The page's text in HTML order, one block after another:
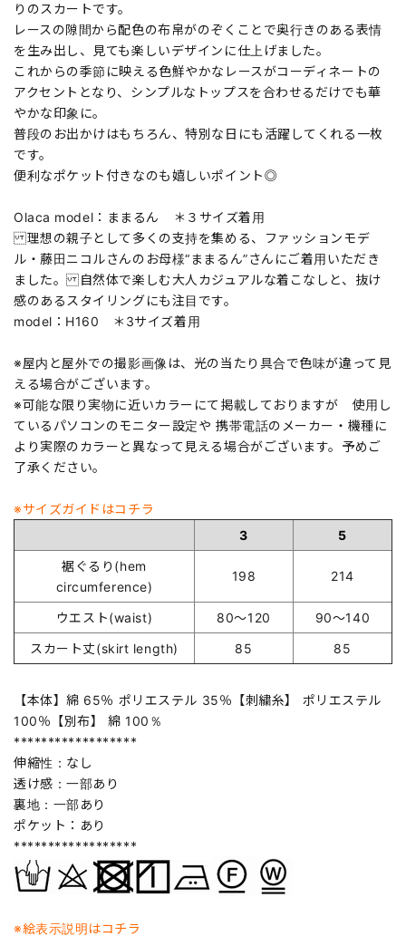
りのスカートです。
レースの隙間から配色の布帛がのぞくことで奥行きのある表情
を生み出し、見ても楽しいデザインに仕上げました。
これからの季節に映える色鮮やかなレースがコーディネートの
アクセントとなり、シンプルなトップスを合わせるだけでも華
やかな印象に。
普段のお出かけはもちろん、特別な日にも活躍してくれる一枚
です。
便利なポケット付きなのも嬉しいポイント◎
Olaca model：ままるん ＊３サイズ着用
理想の親子として多くの支持を集める、ファッションモデ
ル・藤田ニコルさんのお母様“ままるん”さんにご着用いただき
ました。 自然体で楽しむ大人カジュアルな着こなしと、抜け
感のあるスタイリングにも注目です。
model：H160 ＊3サイズ着用
※屋内と屋外での撮影画像は、光の当たり具合で色味が違って見
える場合がございます。
※可能な限り実物に近いカラーにて掲載しておりますが 使用し
ているパソコンのモニター設定や 携帯電話のメーカー・機種に
より実際のカラーと異なって見える場合がございます。予めご
了承ください。
※サイズガイドはコチラ
3
5
裾ぐるり(hem
circumference)
198 214
ウエスト(waist) 80～120
90～140
スカート丈(skirt length)
85 85
【本体】綿 65％ ポリエステル 35％【刺繍糸】 ポリエステル
100％【別布】 綿 100％
******************
伸縮性：なし
透け感：一部あり
裏地：一部あり
ポケット：あり
******************
※絵表示説明はコチラ